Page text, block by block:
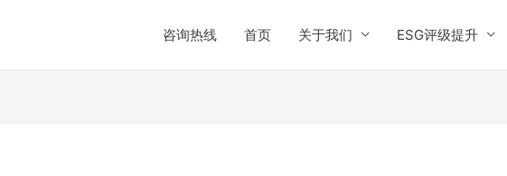
咨询热线 首页 关于我们 ESG评级提升